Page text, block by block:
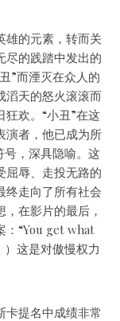
雄的元素，转而关
尽的践踏中发出的
”而湮灭在众人的
滔天的怒火滚滚而
欢。“小丑”在这
演者，他已成为所
号，深具隐喻。这
屈辱、走投无路的
终走向了所有社会
在影片的最后，
：“You get what
这是对傲慢权力
卡提名中成绩非常